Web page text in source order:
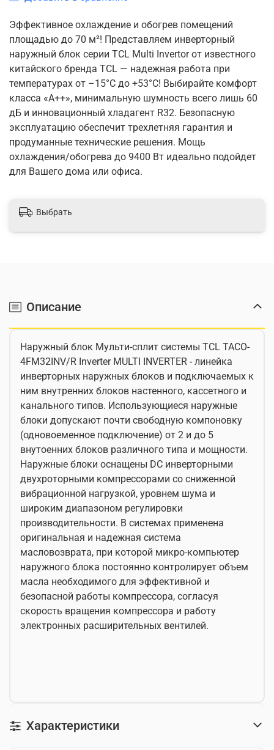
Эффективное охлаждение и обогрев помещений
площадью до 70 м²! Представляем инверторный
наружный блок серии TCL Multi Invertor от известного
китайского бренда TCL — надежная работа при
температурах от –15°C до +53°C! Выбирайте комфорт
класса «А++», минимальную шумность всего лишь 60
дБ и инновационный хладагент R32. Безопасную
эксплуатацию обеспечит трехлетняя гарантия и
продуманные технические решения. Мощь
охлаждения/обогрева до 9400 Вт идеально подойдет
для Вашего дома или офиса.
Выбрать
Описание
Наружный блок Мульти-сплит системы TCL TACO-
4FM32INV/R Inverter MULTI INVERTER - линейка
инверторных наружных блоков и подключаемых к
ним внутренних блоков настенного, кассетного и
канального типов. Использующиеся наружные
блоки допускают почти свободную компоновку
(одновоеменное подключение) от 2 и до 5
внутоенних блоков различного типа и мощности.
Наружные блоки оснащены DC инверторными
двухроторными компрессорами со сниженной
вибрационной нагрузкой, уровнем шума и
широким диапазоном регулировки
производительности. В системах применена
оригинальная и надежная система
масловозврата, при которой микро-компьютер
наружного блока постоянно контролирует объем
масла необходимого для эффективной и
безопасной работы компрессора, согласуя
скорость вращения компрессора и работу
электронных расширительных вентилей.
Характеристики